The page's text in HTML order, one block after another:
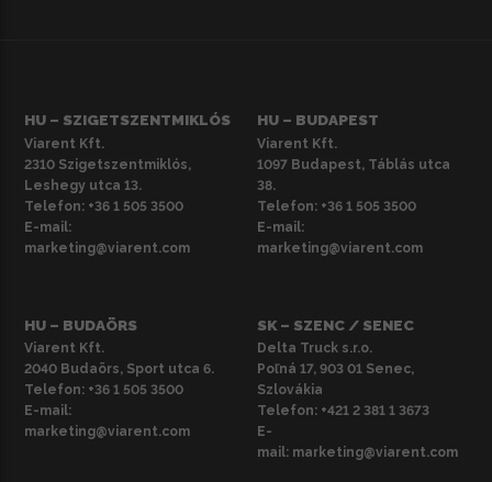
HU – SZIGETSZENTMIKLÓS
Viarent Kft.
2310 Szigetszentmiklós,
Leshegy utca 13.
Telefon: +36 1 505 3500
E-mail:
marketing@viarent.com
HU – BUDAPEST
Viarent Kft.
1097 Budapest, Táblás utca
38.
Telefon: +36 1 505 3500
E-mail:
marketing@viarent.com
HU – BUDAÖRS
Viarent Kft.
2040 Budaörs, Sport utca 6.
Telefon: +36 1 505 3500
E-mail:
marketing@viarent.com
SK – SZENC / SENEC
Delta Truck s.r.o.
Poľná 17, 903 01 Senec,
Szlovákia
Telefon: +421 2 381 1 3673
E-
mail: marketing@viarent.com